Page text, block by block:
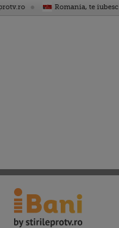
Romania, te iubesc